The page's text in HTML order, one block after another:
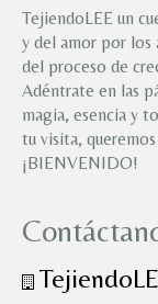
TejiendoLEE un
y del amor por los
del proceso de
Adéntrate en las
magia, esencia y
tu visita,
¡BIENVENIDO!